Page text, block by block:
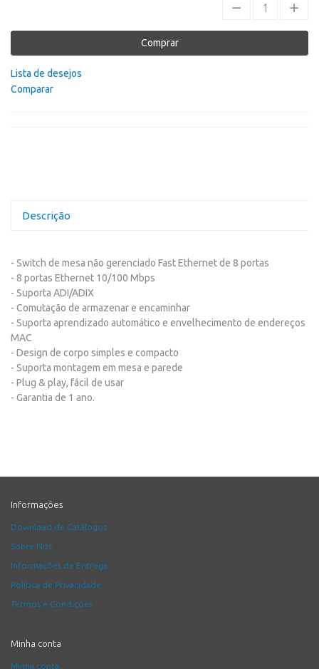
Comprar
Lista de desejos
Comparar
Descrição
- Switch de mesa não gerenciado Fast Ethernet de 8 portas
- 8 portas Ethernet 10/100 Mbps
- Suporta ADI/ADIX
- Comutação de armazenar e encaminhar
- Suporta aprendizado automático e envelhecimento de endereços
MAC
- Design de corpo simples e compacto
- Suporta montagem em mesa e parede
- Plug & play, fácil de usar
- Garantia de 1 ano.
Informações
Download de Catálogos
Sobre Nós
Informações de Entrega
Política de Privacidade
Termos e Condições
Minha conta
Minha conta